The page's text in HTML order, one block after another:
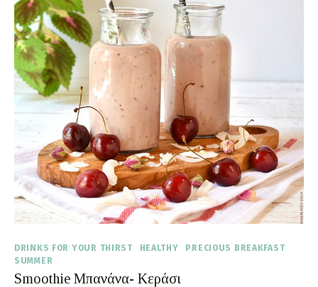
DRINKS FOR YOUR THIRST HEALTHY
PRECIOUS BREAKFAST
SUMMER
Smoothie Μπανάνα- Κεράσι